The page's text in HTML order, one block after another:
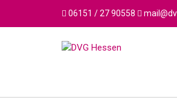
06151 / 27 90558